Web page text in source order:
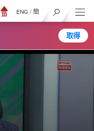
取得
ENG / 簡